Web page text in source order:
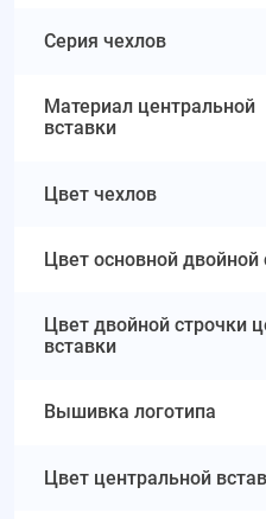
Серия чехлов
Материал центральной
вставки
Цвет чехлов
Цвет основной двойной
Цвет двойной строчки
вставки
Вышивка логотипа
Цвет центральной